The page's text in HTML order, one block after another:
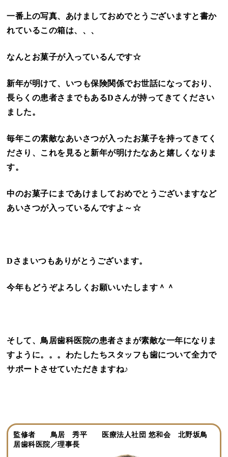
一番上の写真、あけましておめでとうございますと書か
れているこの箱は、、、
なんとお菓子が入っているんです☆
新年が明けて、いつも保険関係でお世話になっており、
長らくの患者さまでもあるDさんが持ってきてください
ました。
毎年この素敵なあいさつが入ったお菓子を持ってきてく
ださり、これを見ると新年が明けたなあと嬉しくなりま
す。
中のお菓子にまであけましておめでとうございますなど
あいさつが入っているんですよ～☆
Dさまいつもありがとうございます。
今年もどうぞよろしくお願いいたします＾＾
そして、鳥居歯科医院の患者さまが素敵な一年になりま
すように。。。わたしたちスタッフも歯について全力で
サポートさせていただきますね♪
監修者 鳥居 秀平 医療法人社団 悠和会 北野坂鳥
居歯科医院／理事長